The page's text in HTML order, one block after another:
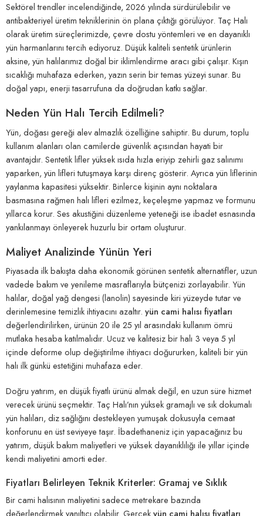
Sektörel trendler incelendiğinde, 2026 yılında sürdürülebilir ve
antibakteriyel üretim tekniklerinin ön plana çıktığı görülüyor. Taç Halı
olarak üretim süreçlerimizde, çevre dostu yöntemleri ve en dayanıklı
yün harmanlarını tercih ediyoruz. Düşük kaliteli sentetik ürünlerin
aksine, yün halılarımız doğal bir iklimlendirme aracı gibi çalışır. Kışın
sıcaklığı muhafaza ederken, yazın serin bir temas yüzeyi sunar. Bu
doğal yapı, enerji tasarrufuna da doğrudan katkı sağlar.
Neden Yün Halı Tercih Edilmeli?
Yün, doğası gereği alev almazlık özelliğine sahiptir. Bu durum, toplu
kullanım alanları olan camilerde güvenlik açısından hayati bir
avantajdır. Sentetik lifler yüksek ısıda hızla eriyip zehirli gaz salınımı
yaparken, yün lifleri tutuşmaya karşı direnç gösterir. Ayrıca yün liflerinin
yaylanma kapasitesi yüksektir. Binlerce kişinin aynı noktalara
basmasına rağmen halı lifleri ezilmez, keçeleşme yapmaz ve formunu
yıllarca korur. Ses akustiğini düzenleme yeteneği ise ibadet esnasında
yankılanmayı önleyerek huzurlu bir ortam oluşturur.
Maliyet Analizinde Yünün Yeri
Piyasada ilk bakışta daha ekonomik görünen sentetik alternatifler, uzun
vadede bakım ve yenileme masraflarıyla bütçenizi zorlayabilir. Yün
halılar, doğal yağ dengesi (lanolin) sayesinde kiri yüzeyde tutar ve
derinlemesine temizlik ihtiyacını azaltır. yün cami halısı fiyatları
değerlendirilirken, ürünün 20 ile 25 yıl arasındaki kullanım ömrü
mutlaka hesaba katılmalıdır. Ucuz ve kalitesiz bir halı 3 veya 5 yıl
içinde deforme olup değiştirilme ihtiyacı doğururken, kaliteli bir yün
halı ilk günkü estetiğini muhafaza eder.
Doğru yatırım, en düşük fiyatlı ürünü almak değil, en uzun süre hizmet
verecek ürünü seçmektir. Taç Halı’nın yüksek gramajlı ve sık dokumalı
yün halıları, diz sağlığını destekleyen yumuşak dokusuyla cemaat
konforunu en üst seviyeye taşır. İbadethaneniz için yapacağınız bu
yatırım, düşük bakım maliyetleri ve yüksek dayanıklılığı ile yıllar içinde
kendi maliyetini amorti eder.
Fiyatları Belirleyen Teknik Kriterler: Gramaj ve Sıklık
Bir cami halısının maliyetini sadece metrekare bazında